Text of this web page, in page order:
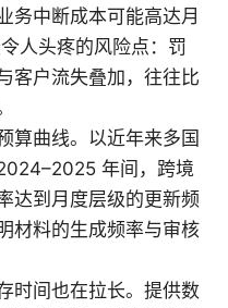
务中断成本可能高达月
人头疼的风险点：罚
客户流失叠加，往往比
算曲线。以近年来多国
年间，跨境
达到月度层级的更新频
材料的生成频率与审核
时间也在拉长。提供数